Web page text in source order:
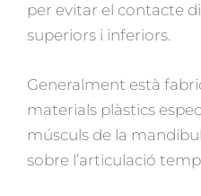
per evitar el contacte
superiors i inferiors.
Generalment està
materials plàstics
músculs de la
sobre l’articulació